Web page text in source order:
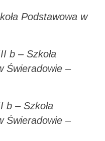
Podstawowa w
b – Szkoła
Świeradowie –
b – Szkoła
Świeradowie –